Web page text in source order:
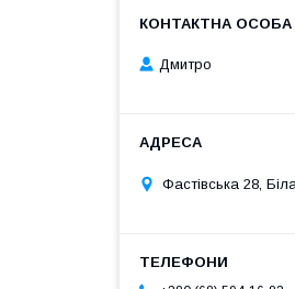
Дмитро
Фастівська 28,